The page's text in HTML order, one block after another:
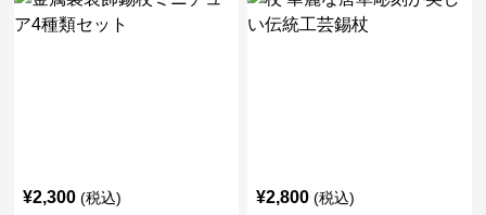
¥2,300 (税込) ¥2,800 (税込)